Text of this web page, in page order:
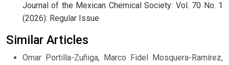
Journal of the Mexican Chemical Society: Vol. 70 No. 1
(2026): Regular Issue
Similar Articles
Omar Portilla-Zuñiga, Marco Fidel Mosquera-Ramírez,